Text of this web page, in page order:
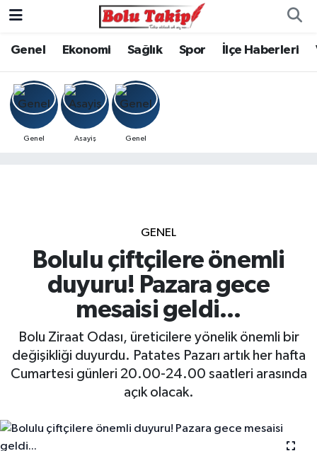
Genel Ekonomi Sağlık Spor İlçe Haberleri
Genel Asayiş Genel
GENEL
Bolulu çiftçilere önemli
duyuru! Pazara gece
mesaisi geldi...
Bolu Ziraat Odası, üreticilere yönelik önemli bir
değişikliği duyurdu. Patates Pazarı artık her hafta
Cumartesi günleri 20.00-24.00 saatleri arasında
açık olacak.